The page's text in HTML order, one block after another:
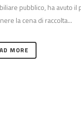
pubblico, ha avuto il
la cena di raccolta...
MORE